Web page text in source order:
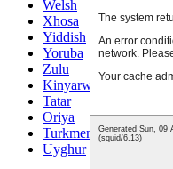
Welsh
Xhosa
Yiddish
Yoruba
Zulu
Kinyarwanda
Tatar
Oriya
Turkmen
Uyghur